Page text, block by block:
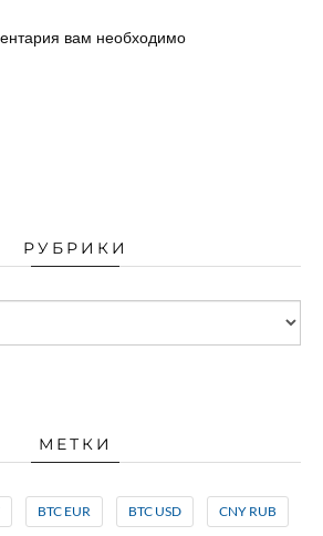
вам необходимо
РУБРИКИ
МЕТКИ
BTC EUR BTC USD CNY RUB